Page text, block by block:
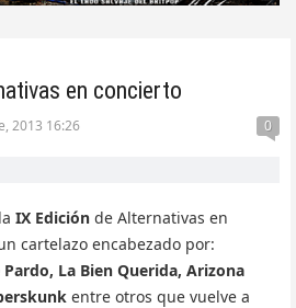
en concierto
2013 16:26 0
IX Edición de Alternativas en
cartelazo encabezado por:
La Bien Querida, Arizona
entre otros que vuelve a